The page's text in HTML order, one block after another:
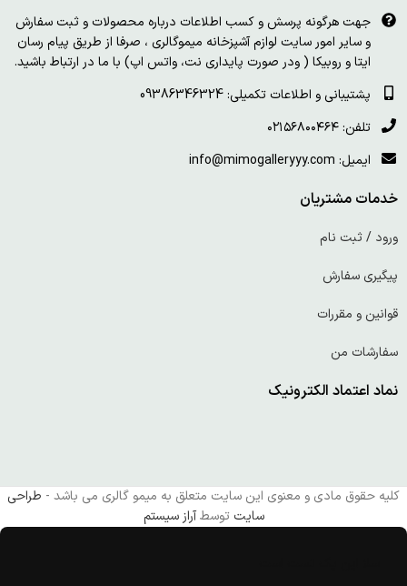
جهت هرگونه پرسش و کسب اطلاعات درباره محصولات و ثبت سفارش
و سایر امور سایت لوازم آشپزخانه میموگالری ، صرفا از طریق پیام رسان
ایتا و روبیکا ( ودر صورت پایداری نت، واتس اپ) با ما در ارتباط باشید.
پشتیبانی و اطلاعات تکمیلی: 09386346324
تلفن: ۰۲۱۵۶۸۰۰۴۶۴
ایمیل: info@mimogalleryyy.com
خدمات مشتریان
ورود / ثبت نام
پیگیری سفارش
قوانین و مقررات
سفارشات من
نماد اعتماد الکترونیک
کلیه حقوق مادی و معنوی این سایت متعلق به میمو گالری می باشد - طراحی
سایت توسطآراز سیستم